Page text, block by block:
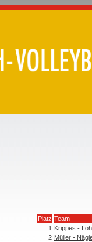
Platz Team
1 Krippes -
2 Müller -